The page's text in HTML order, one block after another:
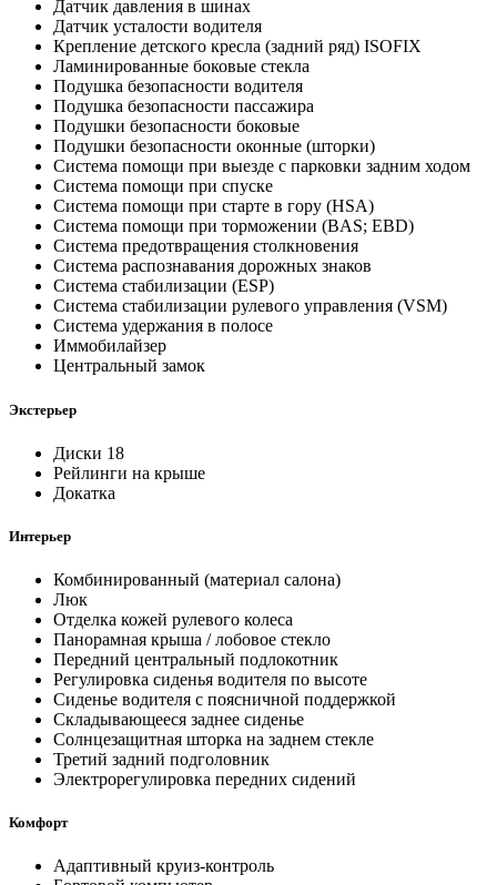
Датчик давления в шинах
Датчик усталости водителя
Крепление детского кресла (задний ряд) ISOFIX
Ламинированные боковые стекла
Подушка безопасности водителя
Подушка безопасности пассажира
Подушки безопасности боковые
Подушки безопасности оконные (шторки)
Система помощи при выезде с парковки задним ходом
Система помощи при спуске
Система помощи при старте в гору (HSA)
Система помощи при торможении (BAS; EBD)
Система предотвращения столкновения
Система распознавания дорожных знаков
Система стабилизации (ESP)
Система стабилизации рулевого управления (VSM)
Система удержания в полосе
Иммобилайзер
Центральный замок
Экстерьер
Диски 18
Рейлинги на крыше
Докатка
Интерьер
Комбинированный (материал салона)
Люк
Отделка кожей рулевого колеса
Панорамная крыша / лобовое стекло
Передний центральный подлокотник
Регулировка сиденья водителя по высоте
Сиденье водителя с поясничной поддержкой
Складывающееся заднее сиденье
Солнцезащитная шторка на заднем стекле
Третий задний подголовник
Электрорегулировка передних сидений
Комфорт
Адаптивный круиз-контроль